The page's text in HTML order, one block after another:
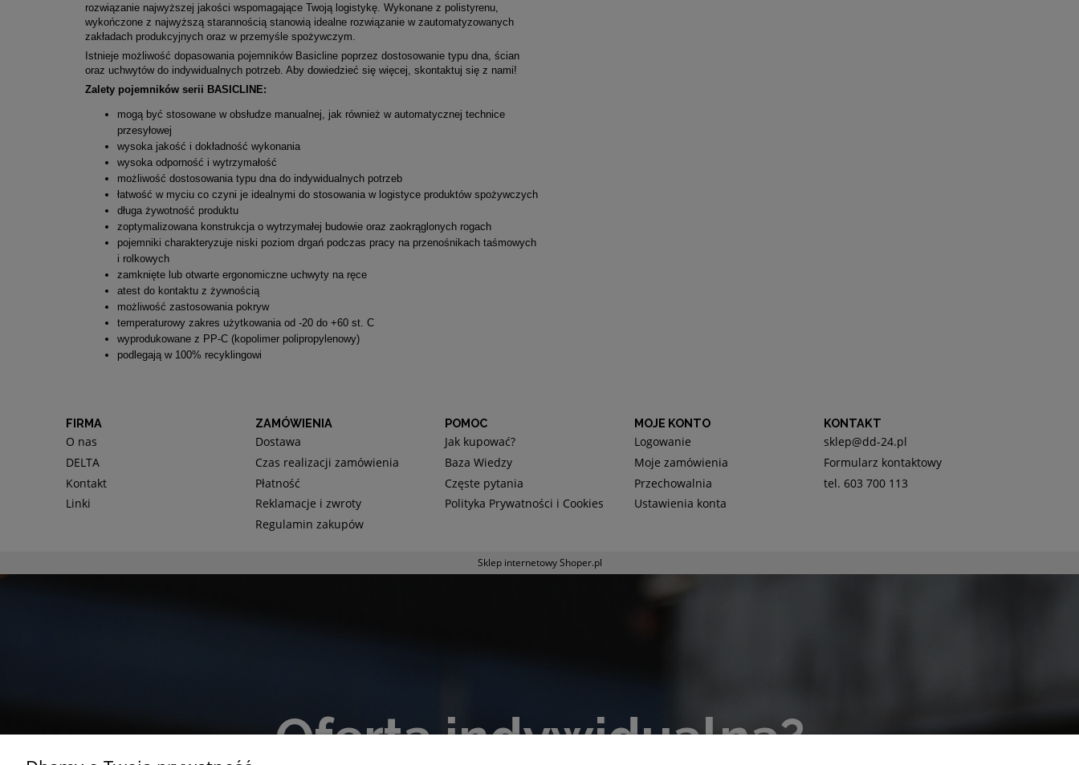
rozwiązanie najwyższej jakości wspomagające Twoją logistykę. Wykonane z polistyrenu,
wykończone z najwyższą starannością stanowią idealne rozwiązanie w zautomatyzowanych
zakładach produkcyjnych oraz w przemyśle spożywczym.
Istnieje możliwość dopasowania pojemników Basicline poprzez dostosowanie typu dna, ścian
oraz uchwytów do indywidualnych potrzeb. Aby dowiedzieć się więcej, skontaktuj się z nami!
Zalety pojemników serii BASICLINE:
mogą być stosowane w obsłudze manualnej, jak również w automatycznej technice
przesyłowej
wysoka jakość i dokładność wykonania
wysoka odporność i wytrzymałość
możliwość dostosowania typu dna do indywidualnych potrzeb
łatwość w myciu co czyni je idealnymi do stosowania w logistyce produktów spożywczych
długa żywotność produktu
zoptymalizowana konstrukcja o wytrzymałej budowie oraz zaokrąglonych rogach
pojemniki charakteryzuje niski poziom drgań podczas pracy na przenośnikach taśmowych
i rolkowych
zamknięte lub otwarte ergonomiczne uchwyty na ręce
atest do kontaktu z żywnością
możliwość zastosowania pokryw
temperaturowy zakres użytkowania od -20 do +60 st. C
wyprodukowane z PP-C (kopolimer polipropylenowy)
podlegają w 100% recyklingowi
FIRMA
O nas
DELTA
Kontakt
Linki
ZAMÓWIENIA
Dostawa
Czas realizacji zamówienia
Płatność
Reklamacje i zwroty
Regulamin zakupów
POMOC
Jak kupować?
Baza Wiedzy
Częste pytania
Polityka Prywatności i Cookies
MOJE KONTO
Logowanie
Moje zamówienia
Przechowalnia
Ustawienia konta
KONTAKT
sklep@dd-24.pl
Formularz kontaktowy
tel. 603 700 113
Sklep internetowy Shoper.pl
Oferta indywidualna?